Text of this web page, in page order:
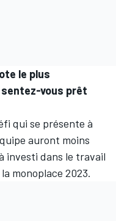
le plus
vous prêt
qui se présente à
auront moins
investi dans le travail
monoplace 2023.